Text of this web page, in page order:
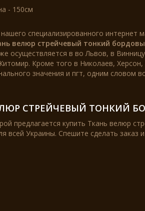
- 150см
специализированного интернет
велюр стрейчевый тонкий
осуществляется в во Львов, в
Кроме того в Николаев,
значения и пгт, одним словом
СТРЕЙЧЕВЫЙ ТОНКИЙ
предлагается купить Ткань велюр
всей Украины. Спешите сделать